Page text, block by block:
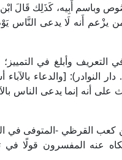
وباسم أَبِيه، كَذَلِك قَالَ ابْن
أَنه لَا يدعى النَّاس
التعريف وأبلغ في
الصحيح" (28/ 594، ط. دار
أنه إنما يدعى الناس
كعب القرظي -المتوفى في
عنه المفسرون قولًا في